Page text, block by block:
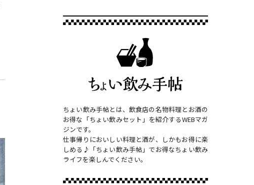
ちょい飲み手帖とは、飲食店の名物料理とお酒の
お得な「ちょい飲みセット」を紹介するWEBマガ
ジンです。
仕事帰りにおいしい料理と酒が、しかもお得に楽
しめる♪「ちょい飲み手帖」でお得なちょい飲み
ライフを楽しんでください。